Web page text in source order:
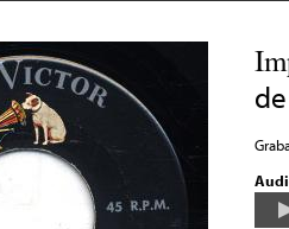
de